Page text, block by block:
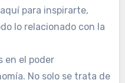
para inspirarte,
lo relacionado con la
en el poder
No solo se trata de